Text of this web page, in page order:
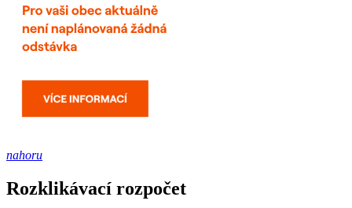
nahoru
Rozklikávací rozpočet